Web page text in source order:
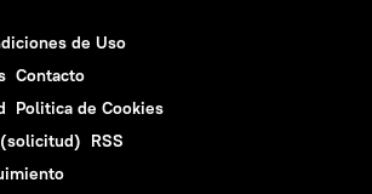
de Uso
Contacto
Politica de Cookies
RSS